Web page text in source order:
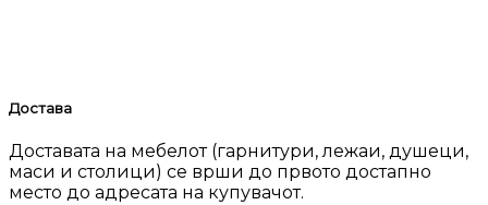
Достава
Доставата на мебелот (гарнитури, лежаи, душеци,
маси и столици) се врши до првото достапно
место до адресата на купувачот.